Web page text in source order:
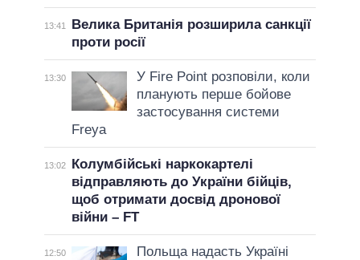
13:41
Велика Британія розширила санкції
проти росії
13:30
У Fire Point розповіли, коли
планують перше бойове
застосування системи
Freya
13:02
Колумбійські наркокартелі
відправляють до України бійців,
щоб отримати досвід дронової
війни – FT
12:50
Польща надасть Україні